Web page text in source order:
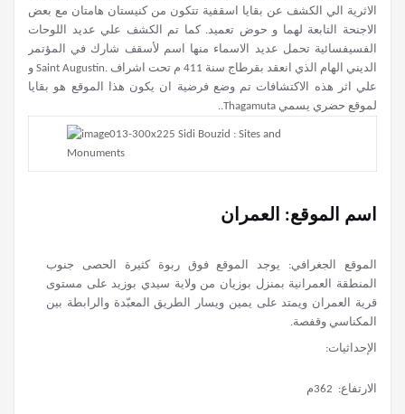
الاثرية الي الكشف عن بقايا اسقفية تتكون من كنيستان هامتان مع بعض
الاجنحة التابعة لهما و حوض تعميد. كما تم الكشف علي عديد اللوحات
الفسيفسائية تحمل عديد الاسماء منها اسم لأسقف شارك في المؤتمر
الديني الهام الذي انعقد بقرطاج سنة 411 م تحت اشراف .Saint Augustin و
علي اثر هذه الاكتشافات تم وضع فرضية ان يكون هذا الموقع هو بقايا
لموقع حضري يسمي Thagamuta..
اسم الموقع: العمران
الموقع الجغرافي: يوجد الموقع فوق ربوة كثيرة الحصى جنوب
المنطقة العمرانية بمنزل بوزيان من ولاية سيدي بوزيد على مستوى
قرية العمران ويمتد على يمين ويسار الطريق المعبّدة والرابطة بين
المكناسي وقفصة.
الإحداثيات:
الارتفاع: 362م